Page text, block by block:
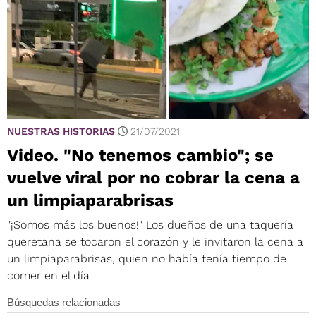
NUESTRAS HISTORIAS 21/07/2021
Video. "No tenemos cambio"; se
vuelve viral por no cobrar la cena a
un limpiaparabrisas
"¡Somos más los buenos!" Los dueños de una taquería
queretana se tocaron el corazón y le invitaron la cena a
un limpiaparabrisas, quien no había tenía tiempo de
comer en el día